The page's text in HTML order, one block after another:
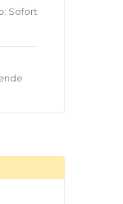
Sofort